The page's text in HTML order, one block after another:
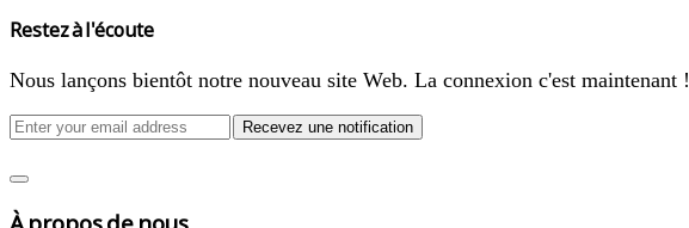
Restez à l'écoute
Nous lançons bientôt notre nouveau site Web. La connexion c'est maintenant !
Recevez une notification